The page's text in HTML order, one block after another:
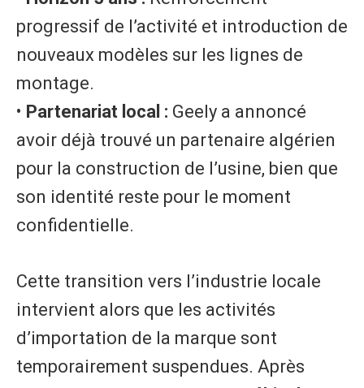
progressif de l’activité et introduction de
nouveaux modèles sur les lignes de
montage.
• ​ Partenariat local : Geely a annoncé
avoir déjà trouvé un partenaire algérien
pour la construction de l’usine, bien que
son identité reste pour le moment
confidentielle.
​Cette transition vers l’industrie locale
intervient alors que les activités
d’importation de la marque sont
temporairement suspendues. Après